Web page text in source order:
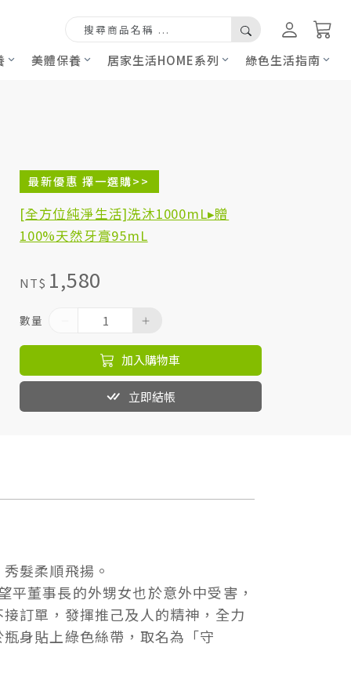
美體保養 居家生活HOME系列 綠色生活指南
最新優惠 擇一選購>>
[全方位純淨生活]洗沐1000mL▸贈
100%天然牙膏95mL
NT$ 1,580
數量
加入購物車
立即結帳
髮柔順飛揚。
董事長的外甥女也於意外中受害，
訂單，發揮推己及人的精神，全力
身貼上綠色絲帶，取名為「守